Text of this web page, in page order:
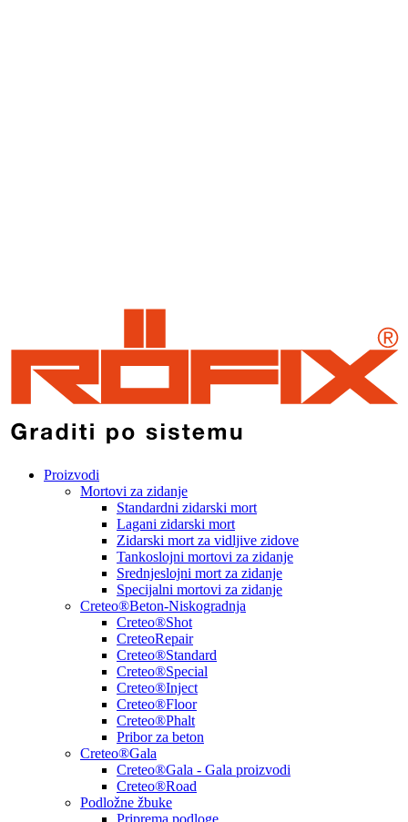
Proizvodi
Mortovi za zidanje
Standardni zidarski mort
Lagani zidarski mort
Zidarski mort za vidljive zidove
Tankoslojni mortovi za zidanje
Srednjeslojni mort za zidanje
Specijalni mortovi za zidanje
Creteo®Beton-Niskogradnja
Creteo®Shot
CreteoRepair
Creteo®Standard
Creteo®Special
Creteo®Inject
Creteo®Floor
Creteo®Phalt
Pribor za beton
Creteo®Gala
Creteo®Gala - Gala proizvodi
Creteo®Road
Podložne žbuke
Priprema podloge